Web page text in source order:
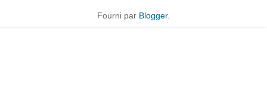
Fourni par Blogger.